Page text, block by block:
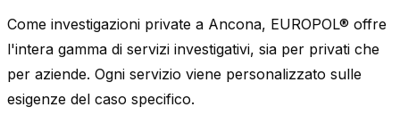
Come investigazioni private a Ancona, EUROPOL® offre
l'intera gamma di servizi investigativi, sia per privati che
per aziende. Ogni servizio viene personalizzato sulle
esigenze del caso specifico.